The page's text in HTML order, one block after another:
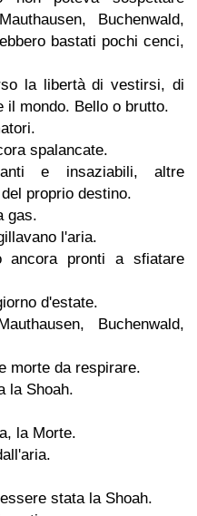
Buchenwald,
bastati pochi cenci,
la libertà di vestirsi, di
il mondo. Bello o brutto.
spalancate.
e insaziabili, altre
proprio destino.
gas.
l'aria.
ancora pronti a sfiatare
d'estate.
Buchenwald,
morte da respirare.
la Shoah.
la Morte.
stata la Shoah.